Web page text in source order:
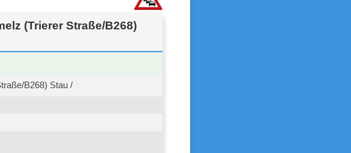
(Trierer Straße/B268)
B268) Stau /